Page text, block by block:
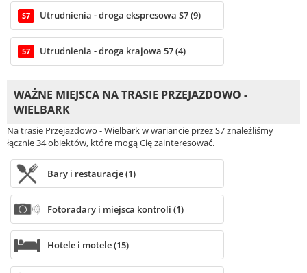
S7 Utrudnienia - droga ekspresowa S7 (9)
57 Utrudnienia - droga krajowa 57 (4)
WAŻNE MIEJSCA NA TRASIE PRZEJAZDOWO -
WIELBARK
Na trasie Przejazdowo - Wielbark w wariancie przez S7 znaleźliśmy
łącznie 34 obiektów, które mogą Cię zainteresować.
Bary i restauracje (1)
Fotoradary i miejsca kontroli (1)
Hotele i motele (15)